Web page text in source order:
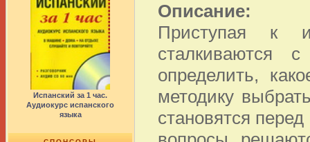
Испанский за 1 час.
Аудиокурс испанского
языка
Описание:
Приступая к
сталкиваются
определить,
методику
становятся